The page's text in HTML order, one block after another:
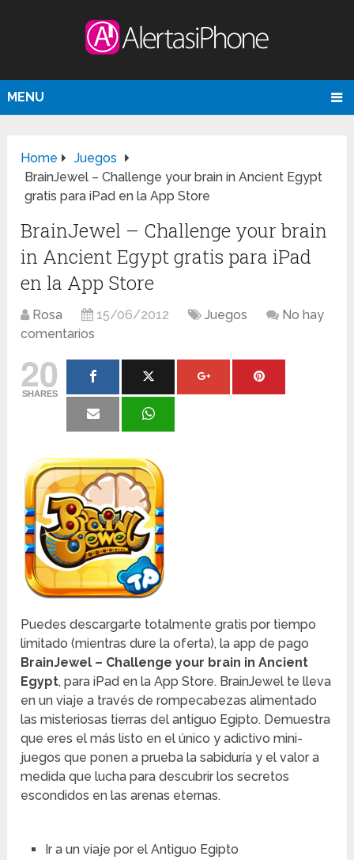
MENU
Home
Juegos
BrainJewel – Challenge your brain in Ancient Egypt
gratis para iPad en la App Store
BrainJewel – Challenge your brain
in Ancient Egypt gratis para iPad
en la App Store
Rosa 15/06/2012 Juegos
No hay
comentarios
20
SHARES
Puedes descargarte totalmente gratis por tiempo
limitado (mientras dure la oferta), la app de pago
BrainJewel – Challenge your brain in Ancient
Egypt, para iPad en la App Store. BrainJewel te lleva
en un viaje a través de rompecabezas alimentado
las misteriosas tierras del antiguo Egipto. Demuestra
que eres el más listo en el único y adictivo mini-
juegos que ponen a prueba la sabiduría y el valor a
medida que lucha para descubrir los secretos
escondidos en las arenas eternas.
Ir a un viaje por el Antiguo Egipto